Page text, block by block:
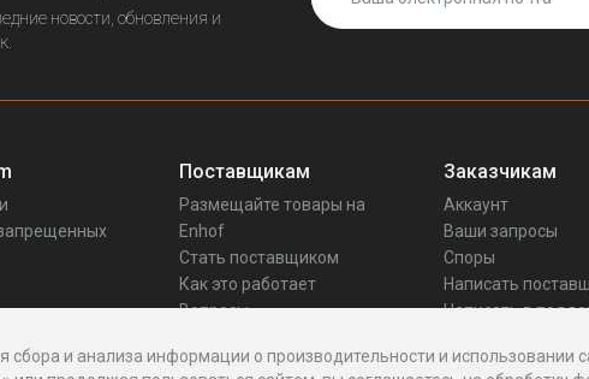
новости, обновления и
Поставщикам
Размещайте товары на
Enhof
Стать поставщиком
Как это работает
Вопросы
Заказчикам
Аккаунт
Ваши запросы
Споры
Написать
Написать в
и анализа информации о производительности и использовании